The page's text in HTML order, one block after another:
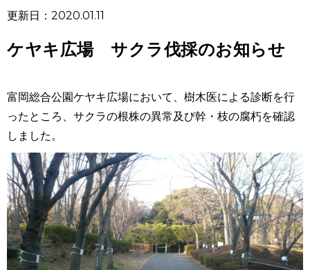
更新日：2020.01.11
ケヤキ広場 サクラ伐採のお知らせ
富岡総合公園ケヤキ広場において、樹木医による診断を行
ったところ、サクラの根株の異常及び幹・枝の腐朽を確認
しました。